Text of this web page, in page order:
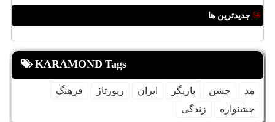
جدیدترین ها
KARAMOND Tags
مد جشن بازیگر ایران رپورتاژ
فرهنگ
جشنواره
زندگی